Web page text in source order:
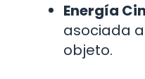
Energía
asociada
objeto.